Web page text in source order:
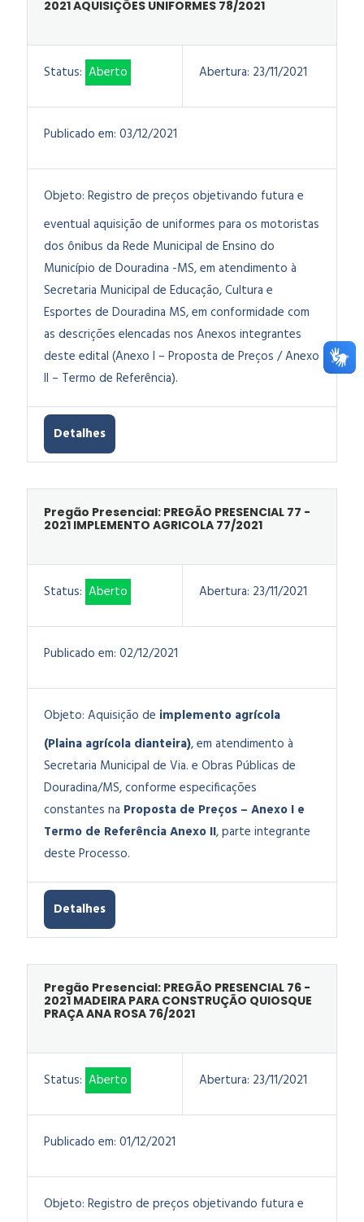
2021 AQUISIÇÕES UNIFORMES 78/2021
Status: Aberto Abertura: 23/11/2021
Publicado em: 03/12/2021
Objeto: Registro de preços objetivando futura e
eventual aquisição de uniformes para os motoristas
dos ônibus da Rede Municipal de Ensino do
Município de Douradina -MS, em atendimento à
Secretaria Municipal de Educação, Cultura e
Esportes de Douradina MS, em conformidade com
as descrições elencadas nos Anexos integrantes
deste edital (Anexo I – Proposta de Preços / Anexo
II – Termo de Referência).
Detalhes
Pregão Presencial: PREGÃO PRESENCIAL 77 -
2021 IMPLEMENTO AGRICOLA 77/2021
Status: Aberto Abertura: 23/11/2021
Publicado em: 02/12/2021
Objeto: Aquisição de implemento agrícola
(Plaina agrícola dianteira), em atendimento à
Secretaria Municipal de Via. e Obras Públicas de
Douradina/MS, conforme especificações
constantes na Proposta de Preços – Anexo I e
Termo de Referência Anexo II, parte integrante
deste Processo.
Detalhes
Pregão Presencial: PREGÃO PRESENCIAL 76 -
2021 MADEIRA PARA CONSTRUÇÃO QUIOSQUE
PRAÇA ANA ROSA 76/2021
Status: Aberto Abertura: 23/11/2021
Publicado em: 01/12/2021
Objeto: Registro de preços objetivando futura e